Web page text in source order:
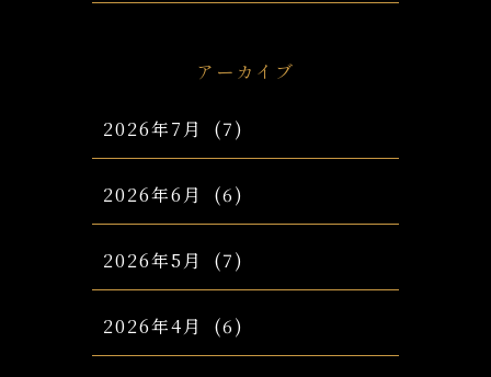
アーカイブ
2026年7月 (7)
2026年6月 (6)
2026年5月 (7)
2026年4月 (6)